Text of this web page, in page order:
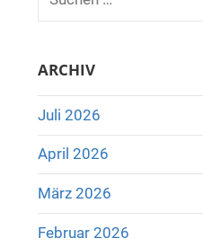
ARCHIV
Juli 2026
April 2026
März 2026
Februar 2026